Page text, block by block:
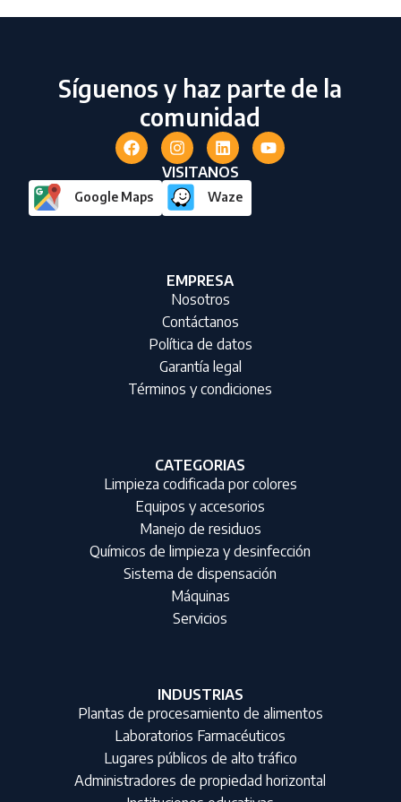
Síguenos y haz parte de la
comunidad
VISITANOS
Google Maps Waze
EMPRESA
Nosotros
Contáctanos
Política de datos
Garantía legal
Términos y condiciones
CATEGORIAS
Limpieza codificada por colores
Equipos y accesorios
Manejo de residuos
Químicos de limpieza y desinfección
Sistema de dispensación
Máquinas
Servicios
INDUSTRIAS
Plantas de procesamiento de alimentos
Laboratorios Farmacéuticos
Lugares públicos de alto tráfico
Administradores de propiedad horizontal